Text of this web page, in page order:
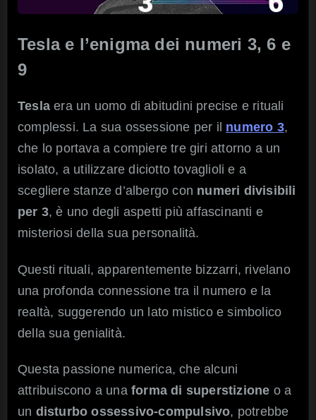
Tesla e l’enigma dei numeri 3, 6 e
9
Tesla era un uomo di abitudini precise e rituali
complessi. La sua ossessione per il numero 3,
che lo portava a compiere tre giri attorno a un
isolato, a utilizzare diciotto tovaglioli e a
scegliere stanze d’albergo con numeri divisibili
per 3, è uno degli aspetti più affascinanti e
misteriosi della sua personalità.
Questi rituali, apparentemente bizzarri, rivelano
una profonda connessione tra il numero e la
realtà, suggerendo un lato mistico e simbolico
della sua genialità.
Questa passione numerica, che alcuni
attribuiscono a una forma di superstizione o a
un disturbo ossessivo-compulsivo, potrebbe